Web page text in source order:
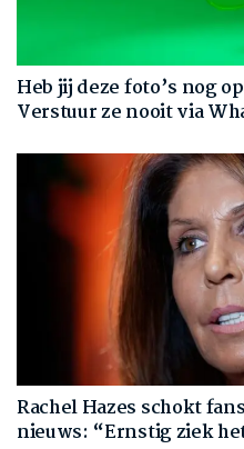
Heb jij deze foto’s nog
Verstuur ze nooit via
Rachel Hazes schokt
nieuws: “Ernstig ziek